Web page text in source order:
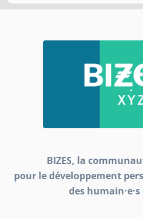
BIZES, la
pour le développement
des